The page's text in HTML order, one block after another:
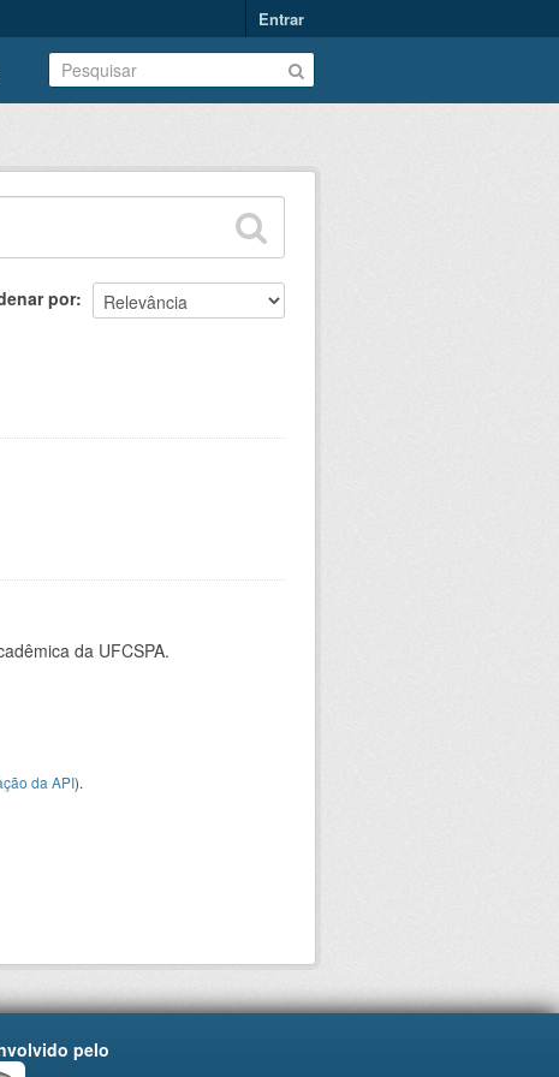
Entrar
por
da UFCSPA.
da API).
pelo